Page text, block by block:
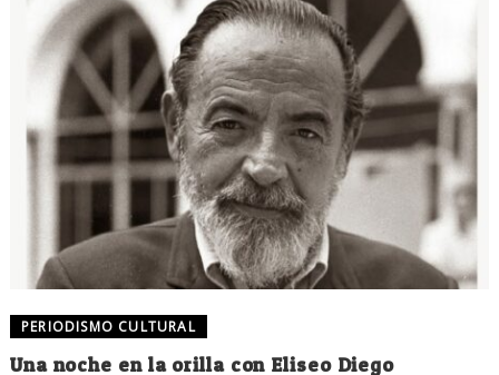
PERIODISMO CULTURAL
Una noche en la orilla con Eliseo Diego